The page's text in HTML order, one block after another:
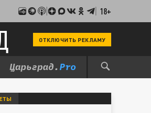
18+
ОТКЛЮЧИТЬ РЕКЛАМУ